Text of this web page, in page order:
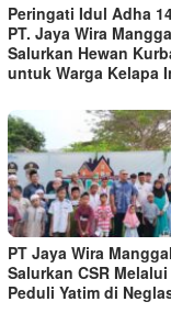
Peringati Idul Adha
PT. Jaya Wira
Salurkan Hewan
untuk Warga Kelapa
PT Jaya Wira
Salurkan CSR
Peduli Yatim di